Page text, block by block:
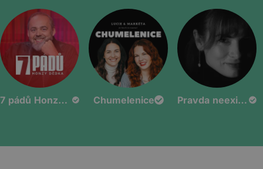
7 pádů Honzy Dědka Chumelenice Pravda neexistuje?